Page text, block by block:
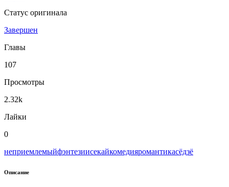
Статус оригинала
Завершен
Главы
107
Просмотры
2.32k
Лайки
0
неприемлемыйфэнтезиисекайкомедияромантикасёдзё
Описание